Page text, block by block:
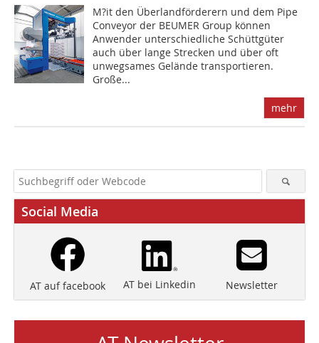
M?it den Überlandförderern und dem Pipe
Conveyor der BEUMER Group können
Anwender unterschiedliche Schüttgüter
auch über lange Strecken und über oft
unwegsames Gelände transportieren.
Große...
mehr
Social Media
AT auf facebook AT bei Linkedin Newsletter